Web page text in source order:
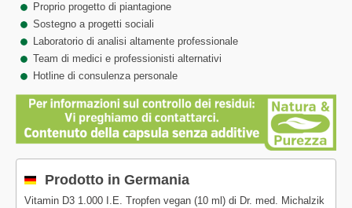
Proprio progetto di piantagione
Sostegno a progetti sociali
Laboratorio di analisi altamente professionale
Team di medici e professionisti alternativi
Hotline di consulenza personale
Prodotto in Germania
Vitamin D3 1.000 I.E. Tropfen vegan (10 ml) di Dr. med. Michalzik